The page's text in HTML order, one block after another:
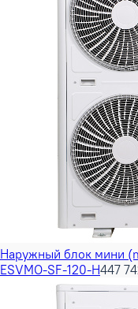
Наружный блок мини
ESVMO-SF-120-H447